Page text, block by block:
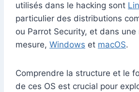
utilisés dans le hacking sont
particulier des distributions
ou Parrot Security, et dans une
mesure, Windows et macOS.
Comprendre la structure et le
de ces OS est crucial pour